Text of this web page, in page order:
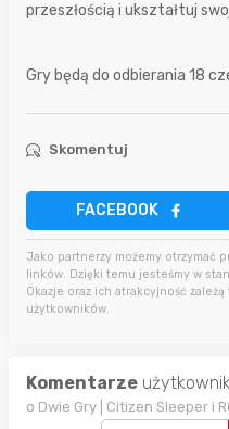
przeszłością i ukształtuj
Gry będą do odbierania 18
Skomentuj
FACEBOOK
Jako partnerzy możemy otrzymać
linków. Dzięki temu jesteśmy w
Okazje oraz ich atrakcyjność
użytkowników.
Komentarze
o Dwie Gry | Citizen Sleeper i